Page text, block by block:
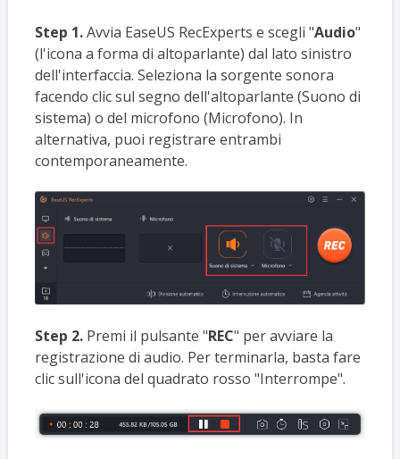
Step 1.Avvia EaseUS RecExperts e scegli "Audio"
(l'icona a forma di altoparlante) dal lato sinistro
dell'interfaccia. Seleziona la sorgente sonora
facendo clic sul segno dell'altoparlante (Suono di
sistema) o del microfono (Microfono). In
alternativa, puoi registrare entrambi
contemporaneamente.
Step 2.Premi il pulsante "REC" per avviare la
registrazione di audio. Per terminarla, basta fare
clic sull'icona del quadrato rosso "Interrompe".